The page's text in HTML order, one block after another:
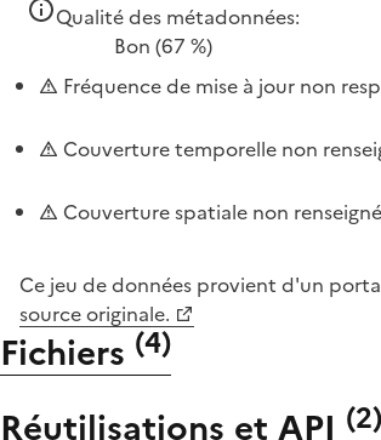
Qualité des métadonnées:
Bon (67 %)
Fréquence de mise à jour non
Couverture temporelle non
Couverture spatiale non
Ce jeu de données provient d'un
source originale.
Fichiers (4)
Réutilisations et API (2)